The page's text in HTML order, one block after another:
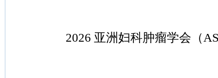
2026 亚洲妇科肿瘤学会（